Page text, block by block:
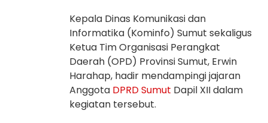
Kepala Dinas Komunikasi dan
Informatika (Kominfo) Sumut sekaligus
Ketua Tim Organisasi Perangkat
Daerah (OPD) Provinsi Sumut, Erwin
Harahap, hadir mendampingi jajaran
Anggota DPRD Sumut Dapil XII dalam
kegiatan tersebut.